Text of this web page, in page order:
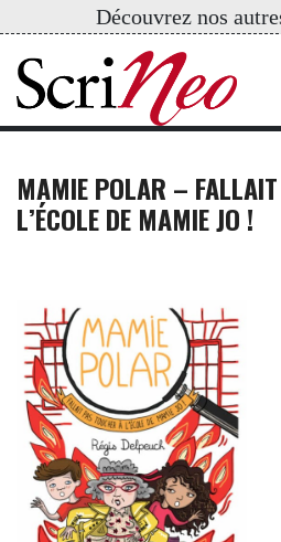
Découvrez nos
MAMIE POLAR –
L’ÉCOLE DE MAMIE JO !